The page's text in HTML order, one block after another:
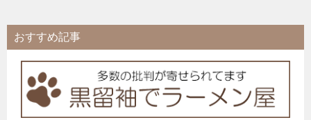
おすすめ記事